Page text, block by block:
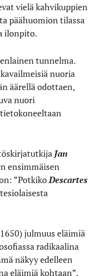
vielä kahvikuppien
päähuomion tilassa
ilonpito.
tunnelma.
nuoria
äärellä odottaen,
nuori
Jan
ensimmäisen
”PotkikoDescartes
julmuus eläimiä
radikaalina
näkyy edelleen
eläimiä kohtaan”,